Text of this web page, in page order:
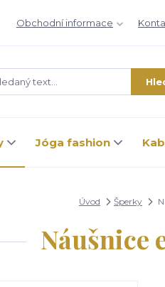
Obchodní informace
Jóga fashion
Úvod Šperky
Náušnice